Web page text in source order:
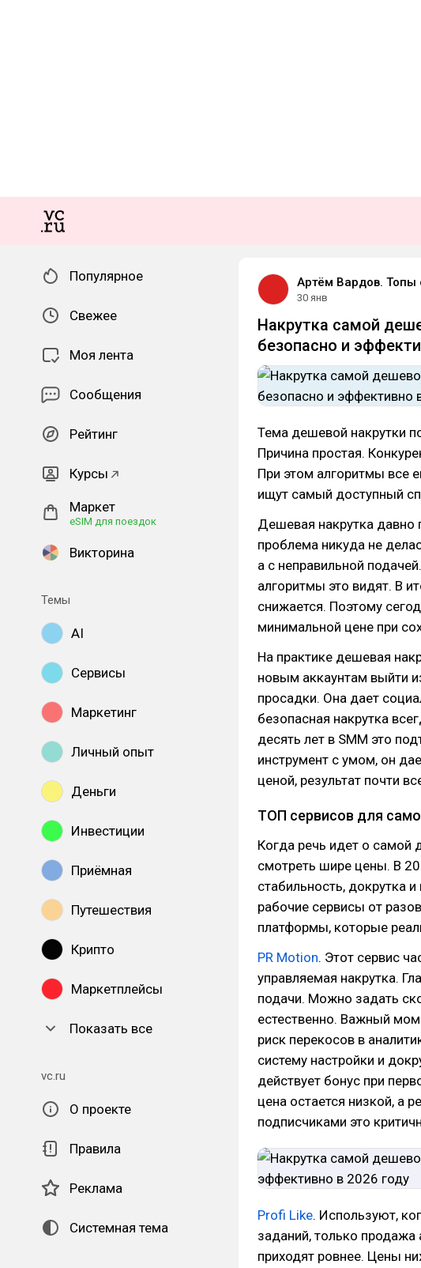
Популярное
Свежее
Моя лента
Сообщения
Рейтинг
Курсы
Маркет
eSIM для поездок
Викторина
Темы
AI
Сервисы
Маркетинг
Личный опыт
Деньги
Инвестиции
Приёмная
Путешествия
Крипто
Маркетплейсы
Показать все
vc.ru
О проекте
Правила
Реклама
Системная тема
Артём Вардов. Топы
30 янв
Накрутка самой
безопасно и
Тема дешевой накрутки
Причина простая.
При этом алгоритмы все
ищут самый доступный
Дешевая накрутка
проблема никуда не
а с неправильной
алгоритмы это видят. В
снижается. Поэтому
минимальной цене при
На практике дешевая
новым аккаунтам выйти
просадки. Она дает
безопасная накрутка
десять лет в SMM это
инструмент с умом, он
ценой, результат почти
ТОП сервисов для
Когда речь идет о самой
смотреть шире цены. В
стабильность, докрутка
рабочие сервисы от
платформы, которые
PR Motion. Этот сервис
управляемая накрутка.
подачи. Можно задать
естественно. Важный
риск перекосов в
систему настройки и
действует бонус при
цена остается низкой, а
подписчиками это
Profi Like. Используют,
заданий, только продажа
приходят ровнее. Цены